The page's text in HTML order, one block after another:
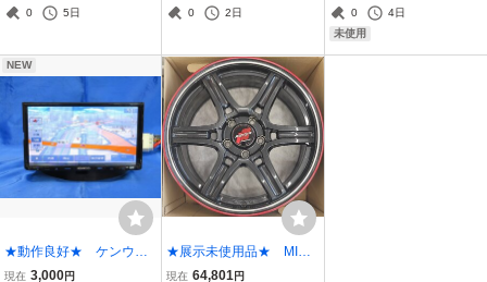
0
5日
0
2日
長期保管品 保証無し
ジャンク品扱い
0
4日
未使用
NEW
★動作良好★ ケンウッ
ド MDV-L403 ワンセ
現在 3,000円
★展示未使用品★ MID
RMP RACING R60
現在 64,801円